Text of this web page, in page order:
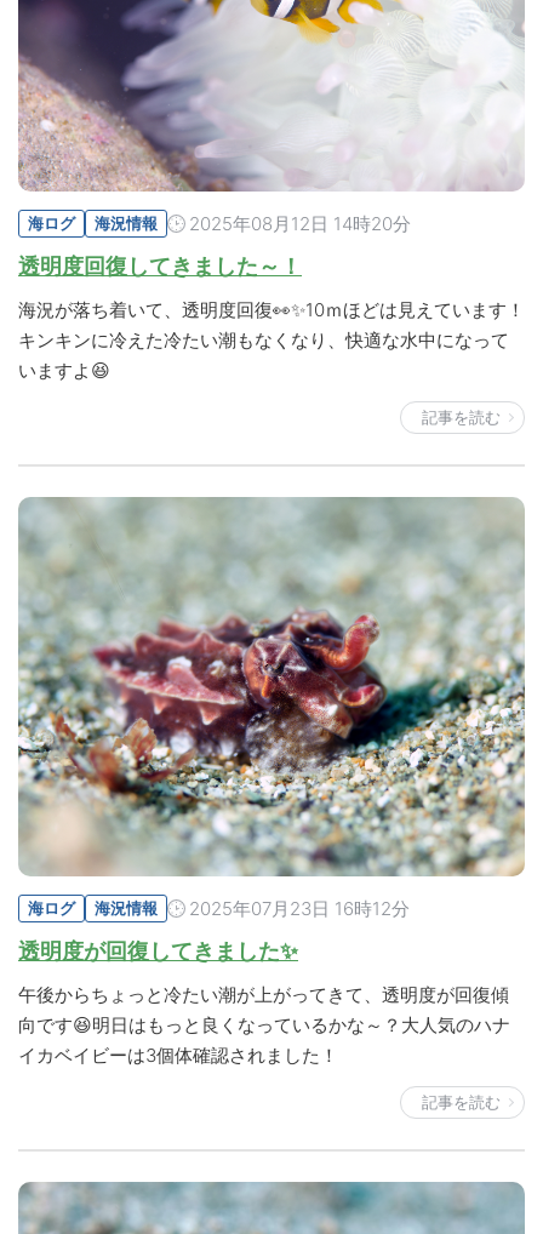
海ログ 海況情報 2025年08月12日 14時20分
透明度回復してきました～！
海況が落ち着いて、透明度回復👀✨10ｍほどは見えています！
キンキンに冷えた冷たい潮もなくなり、快適な水中になって
いますよ😆
記事を読む
海ログ 海況情報 2025年07月23日 16時12分
透明度が回復してきました✨
午後からちょっと冷たい潮が上がってきて、透明度が回復傾
向です😆明日はもっと良くなっているかな～？大人気のハナ
イカベイビーは3個体確認されました！
記事を読む